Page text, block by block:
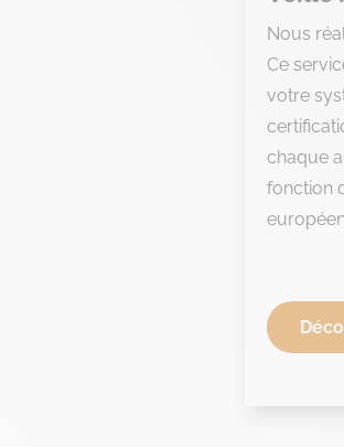
Nous
Ce
votre
chaque
fonction